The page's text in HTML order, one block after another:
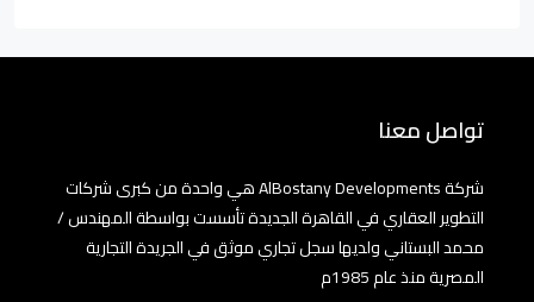
تواصل معنا
شركة AlBostany Developments هي واحدة من كبرى شركات
التطوير العقاري في القاهرة الجديدة تأسست بواسطة المهندس /
محمد البستاني ولديها سجل تجاري موثق في الجريدة التجارية
المصرية منذ عام 1985م